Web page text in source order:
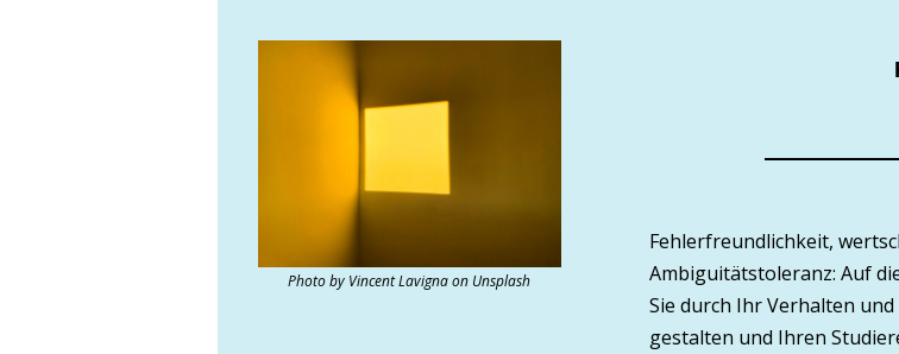
Photo by Vincent Lavigna on Unsplash
Fehlerfreundlichkeit,
Ambiguitätstoleranz: Auf
Sie durch Ihr Verhalten
gestalten und Ihren